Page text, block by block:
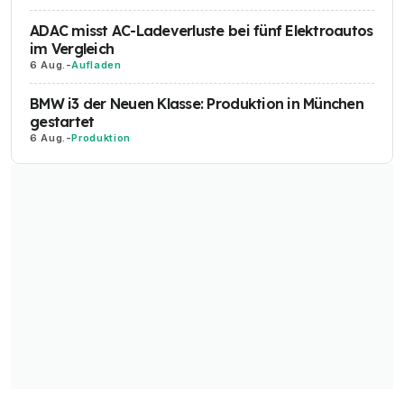
ADAC misst AC-Ladeverluste bei fünf Elektroautos
im Vergleich
6 Aug. -Aufladen
BMW i3 der Neuen Klasse: Produktion in München
gestartet
6 Aug. -Produktion